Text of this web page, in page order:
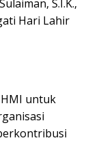
S.I.K.,
Hari Lahir
untuk